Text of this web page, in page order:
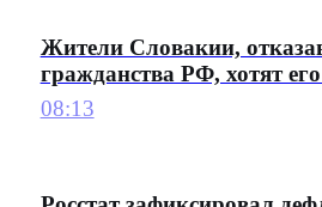
Жители Словакии,
гражданства РФ, хотят
08:13